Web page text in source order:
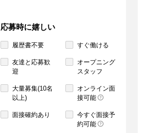
応募時に嬉しい
履歴書不要 すぐ働ける
友達と応募歓
迎
オープニング
スタッフ
大量募集(10名
以上)
オンライン面
接可能
面接確約あり
今すぐ面接予
約可能